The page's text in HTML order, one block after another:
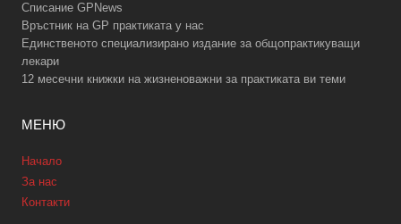
Списание GPNews
Връстник на GP практиката у нас
Единственото специализирано издание за общопрактикуващи
лекари
12 месечни книжки на жизненоважни за практиката ви теми
МЕНЮ
Начало
За нас
Контакти